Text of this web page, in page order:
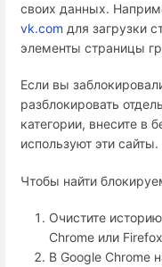
своих данных.
vk.com для загрузки
элементы страницы
Если вы
разблокировать
категории, внесите в
используют эти сайты.
Чтобы найти
Очистите
Chrome или
В Google Chrome